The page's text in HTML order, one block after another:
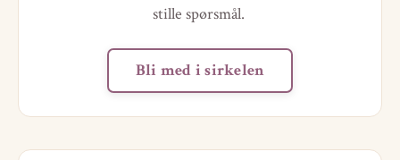
stille spørsmål.
Bli med i sirkelen